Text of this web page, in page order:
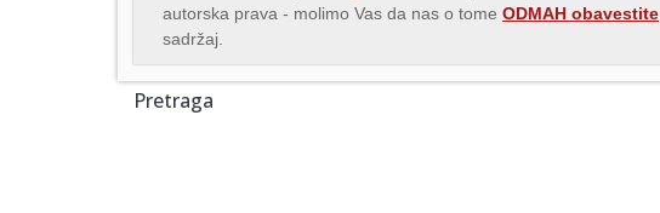
autorska prava - molimo Vas da nas o tome ODMAH obavestite
sadržaj.
Pretraga